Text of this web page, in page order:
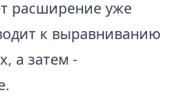
расширение уже
к выравниванию
а затем -